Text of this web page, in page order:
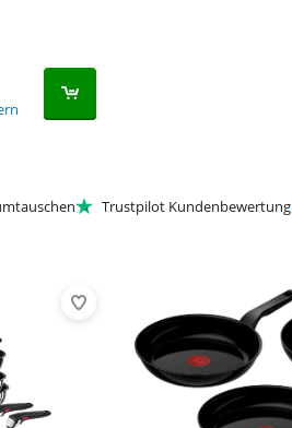
Trustpilot Kundenbewertung